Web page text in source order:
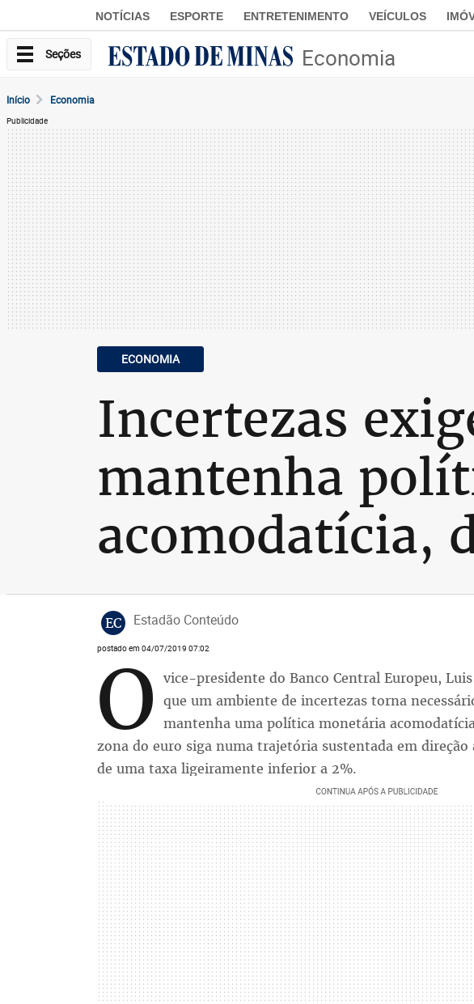
NOTÍCIAS ESPORTE ENTRETENIMENTO VEÍCULOS
Seções Economia
Início Economia
Publicidade
ECONOMIA
Incertezas
mantenha
acomodatícia,
EC Estadão Conteúdo
postado em 04/07/2019 07:02
O vice-presidente do Banco Central Europeu,
que um ambiente de incertezas torna
mantenha uma política monetária
zona do euro siga numa trajetória sustentada em direção
de uma taxa ligeiramente inferior a 2%.